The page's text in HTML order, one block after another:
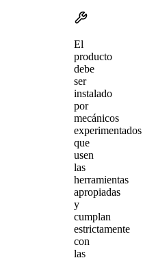
El
producto
debe
ser
instalado
por
mecánicos
experimentados
que
usen
las
herramientas
apropiadas
y
cumplan
estrictamente
con
las